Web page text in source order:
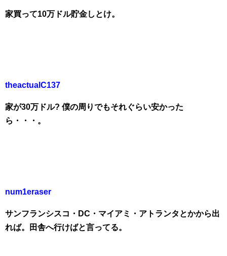
家買って10万ドル貯金しとけ。
theactualC137
家が30万ドル? 僕の周りでもそれぐらい安かった
ら・・・。
num1eraser
サンフランシスコ・DC・マイアミ・アトランタとかから出
れば。田舎へ行けばと言ってる。